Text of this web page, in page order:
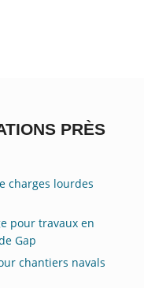
PRÈS
charges lourdes
pour travaux en
Gap
chantiers navals